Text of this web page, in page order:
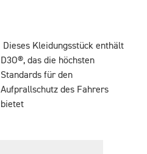
Dieses Kleidungsstück enthält
D3O®, das die höchsten
Standards für den
Aufprallschutz des Fahrers
bietet